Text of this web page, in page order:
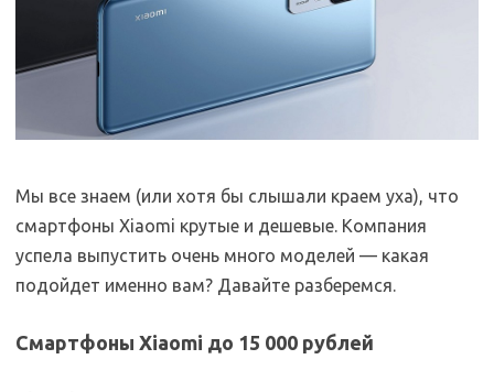
Мы все знаем (или хотя бы слышали краем уха), что
смартфоны Xiaomi крутые и дешевые. Компания
успела выпустить очень много моделей — какая
подойдет именно вам? Давайте разберемся.
Смартфоны Xiaomi до 15 000 рублей